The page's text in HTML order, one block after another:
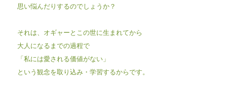
思い悩んだりするのでしょうか？
それは、オギャーとこの世に生まれてから
大人になるまでの過程で
「私には愛される価値がない」
という観念を取り込み・学習するからです。